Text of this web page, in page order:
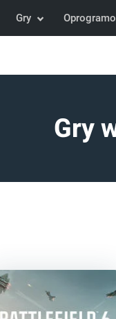
Gry
Gry